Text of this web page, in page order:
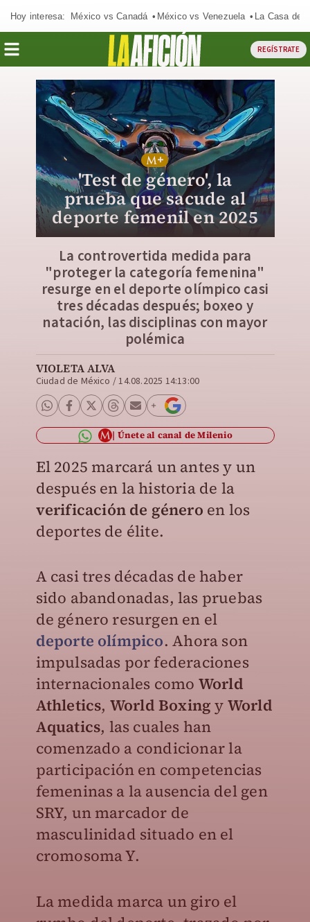
Hoy interesa: México vs Canadá México vs Venezuela La Casa de
REGÍSTRATE
'Test de género', la
prueba que sacude al
deporte femenil en 2025
La controvertida medida para
"proteger la categoría femenina"
resurge en el deporte olímpico casi
tres décadas después; boxeo y
natación, las disciplinas con mayor
polémica
VIOLETA ALVA
Ciudad de México /14.08.2025 14:13:00
Únete al canal de Milenio
El 2025 marcará un antes y un
después en la historia de la
verificación de género en los
deportes de élite.
A casi tres décadas de haber
sido abandonadas, las pruebas
de género resurgen en el
deporte olímpico. Ahora son
impulsadas por federaciones
internacionales como World
Athletics, World Boxing y World
Aquatics, las cuales han
comenzado a condicionar la
participación en competencias
femeninas a la ausencia del gen
SRY, un marcador de
masculinidad situado en el
cromosoma Y.
La medida marca un giro el